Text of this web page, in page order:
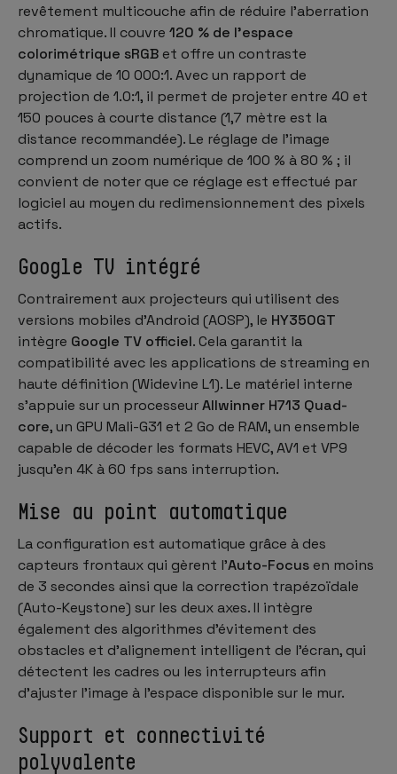
revêtement multicouche afin de réduire l’aberration
chromatique. Il couvre 120 % de l’espace
colorimétrique sRGB et offre un contraste
dynamique de 10 000:1. Avec un rapport de
projection de 1.0:1, il permet de projeter entre 40 et
150 pouces à courte distance (1,7 mètre est la
distance recommandée). Le réglage de l’image
comprend un zoom numérique de 100 % à 80 % ; il
convient de noter que ce réglage est effectué par
logiciel au moyen du redimensionnement des pixels
actifs.
Google TV intégré
Contrairement aux projecteurs qui utilisent des
versions mobiles d’Android (AOSP), le HY350GT
intègre Google TV officiel. Cela garantit la
compatibilité avec les applications de streaming en
haute définition (Widevine L1). Le matériel interne
s’appuie sur un processeurAllwinner H713 Quad-
core, un GPU Mali-G31 et 2 Go de RAM, un ensemble
capable de décoder les formats HEVC, AV1 et VP9
jusqu’en 4K à 60 fps sans interruption.
Mise au point automatique
La configuration est automatique grâce à des
capteurs frontaux qui gèrent l’Auto-Focus en moins
de 3 secondes ainsi que la correction trapézoïdale
(Auto-Keystone) sur les deux axes. Il intègre
également des algorithmes d’évitement des
obstacles et d’alignement intelligent de l’écran, qui
détectent les cadres ou les interrupteurs afin
d’ajuster l’image à l’espace disponible sur le mur.
Support et connectivité
polyvalente